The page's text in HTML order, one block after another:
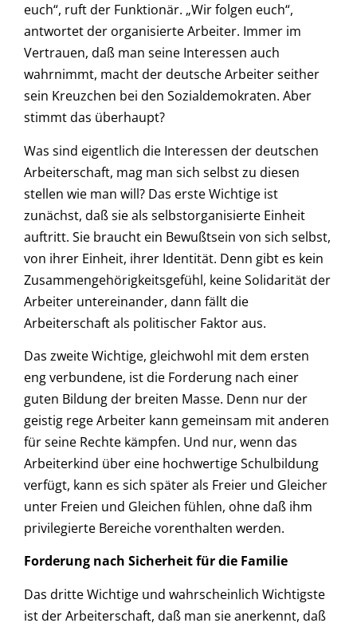
euch“, ruft der Funktionär. „Wir folgen euch“,
antwortet der organisierte Arbeiter. Immer im
Vertrauen, daß man seine Interessen auch
wahrnimmt, macht der deutsche Arbeiter seither
sein Kreuzchen bei den Sozialdemokraten. Aber
stimmt das überhaupt?
Was sind eigentlich die Interessen der deutschen
Arbeiterschaft, mag man sich selbst zu diesen
stellen wie man will? Das erste Wichtige ist
zunächst, daß sie als selbstorganisierte Einheit
auftritt. Sie braucht ein Bewußtsein von sich selbst,
von ihrer Einheit, ihrer Identität. Denn gibt es kein
Zusammengehörigkeitsgefühl, keine Solidarität der
Arbeiter untereinander, dann fällt die
Arbeiterschaft als politischer Faktor aus.
Das zweite Wichtige, gleichwohl mit dem ersten
eng verbundene, ist die Forderung nach einer
guten Bildung der breiten Masse. Denn nur der
geistig rege Arbeiter kann gemeinsam mit anderen
für seine Rechte kämpfen. Und nur, wenn das
Arbeiterkind über eine hochwertige Schulbildung
verfügt, kann es sich später als Freier und Gleicher
unter Freien und Gleichen fühlen, ohne daß ihm
privilegierte Bereiche vorenthalten werden.
Forderung nach Sicherheit für die Familie
Das dritte Wichtige und wahrscheinlich Wichtigste
ist der Arbeiterschaft, daß man sie anerkennt, daß